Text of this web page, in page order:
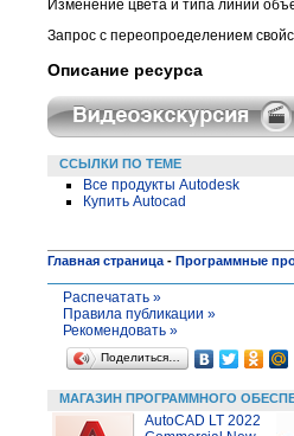
Изменение цвета и типа линий
Запрос с переопроеделением
Описание ресурса
ССЫЛКИ ПО ТЕМЕ
Все продукты Autodesk
Купить Autocad
Главная страница - Программные
Распечатать »
Правила публикации »
Рекомендовать »
Поделиться…
МАГАЗИН ПРОГРАММНОГО
AutoCAD LT 2022